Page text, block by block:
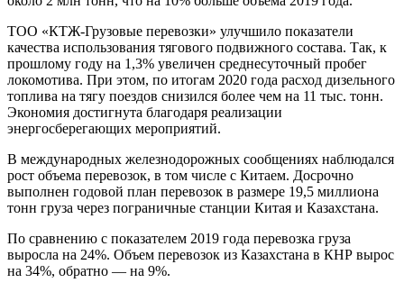
ТОО «КТЖ-Грузовые перевозки» улучшило показатели
качества использования тягового подвижного состава. Так, к
прошлому году на 1,3% увеличен среднесуточный пробег
локомотива. При этом, по итогам 2020 года расход дизельного
топлива на тягу поездов снизился более чем на 11 тыс. тонн.
Экономия достигнута благодаря реализации
энергосберегающих мероприятий.
В международных железнодорожных сообщениях наблюдался
рост объема перевозок, в том числе с Китаем. Досрочно
выполнен годовой план перевозок в размере 19,5 миллиона
тонн груза через пограничные станции Китая и Казахстана.
По сравнению с показателем 2019 года перевозка груза
выросла на 24%. Объем перевозок из Казахстана в КНР вырос
на 34%, обратно — на 9%.